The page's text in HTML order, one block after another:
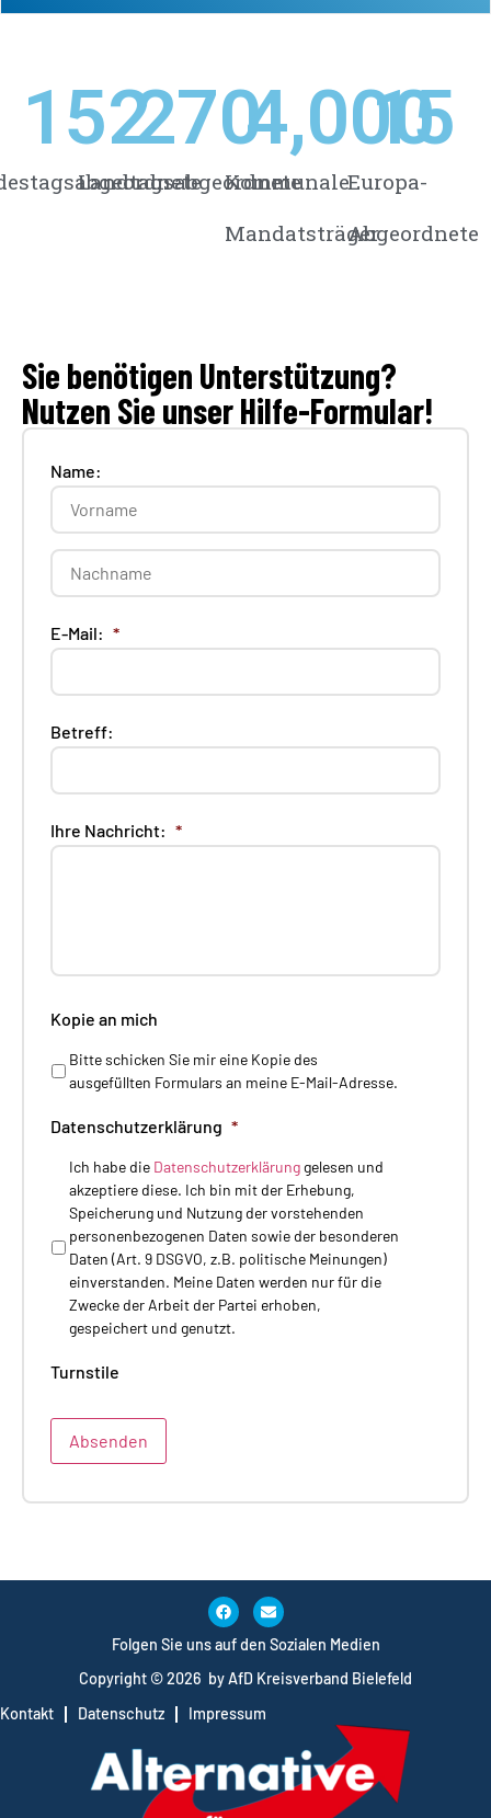
152
Landtagsabgeordnete
270
Kommunale
Mandatsträger
4,000
Europa-
Abgeordnete
15
Sie benötigen Unterstützung?
Nutzen Sie unser Hilfe-Formular!​
Name:
E-Mail: *
Betreff:
Ihre Nachricht: *
Kopie an mich
Bitte schicken Sie mir eine Kopie des
ausgefüllten Formulars an meine E-Mail-Adresse.
Datenschutzerklärung *
Ich habe die Datenschutzerklärunggelesen und
akzeptiere diese. Ich bin mit der Erhebung,
Speicherung und Nutzung der vorstehenden
personenbezogenen Daten sowie der besonderen
Daten (Art. 9 DSGVO, z.B. politische Meinungen)
einverstanden. Meine Daten werden nur für die
Zwecke der Arbeit der Partei erhoben,
gespeichert und genutzt.
Turnstile
Absenden
Copyright © 2026 by AfD Kreisverband Bielefeld
Kontakt
Datenschutz Impressum
Folgen Sie uns auf den Sozialen Medien